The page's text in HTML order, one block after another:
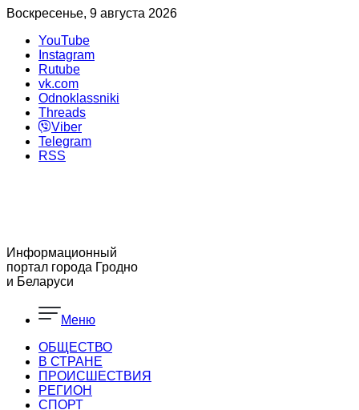
Воскресенье, 9 августа 2026
YouTube
Instagram
Rutube
vk.com
Odnoklassniki
Threads
Viber
Telegram
RSS
Информационный
портал города Гродно
и Беларуси
Меню
ОБЩЕСТВО
В СТРАНЕ
ПРОИСШЕСТВИЯ
РЕГИОН
CПОРТ